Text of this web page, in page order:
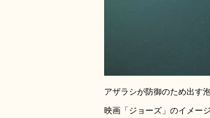
アザラシが防御のため出す
映画「ジョーズ」のイメー